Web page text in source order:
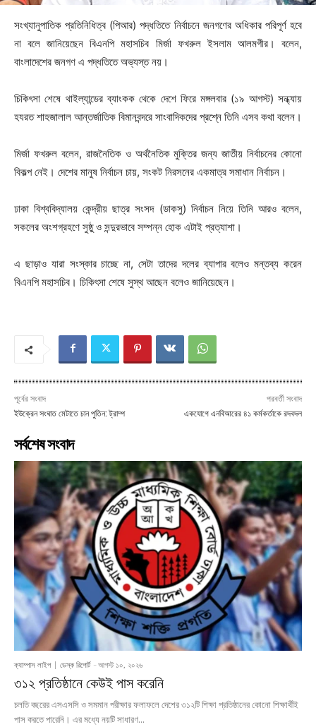
সংখ্যানুপাতিক প্রতিনিধিত্ব (পিআর) পদ্ধতিতে নির্বাচনে জনগণের অধিকার পরিপূর্ণ হবে
না বলে জানিয়েছেন বিএনপি মহাসচিব মির্জা ফখরুল ইসলাম আলমগীর। বলেন,
বাংলাদেশের জনগণ এ পদ্ধতিতে অভ্যস্ত নয়।
চিকিৎসা শেষে থাইল্যান্ডের ব্যাংকক থেকে দেশে ফিরে মঙ্গলবার (১৯ আগস্ট) সন্ধ্যায়
হযরত শাহজালাল আন্তর্জাতিক বিমানবন্দরে সাংবাদিকদের প্রশ্নে তিনি এসব কথা বলেন।
মির্জা ফখরুল বলেন, রাজনৈতিক ও অর্থনৈতিক মুক্তির জন্য জাতীয় নির্বাচনের কোনো
বিকল্প নেই। দেশের মানুষ নির্বাচন চায়, সংকট নিরসনের একমাত্র সমাধান নির্বাচন।
ঢাকা বিশ্ববিদ্যালয় কেন্দ্রীয় ছাত্র সংসদ (ডাকসু) নির্বাচন নিয়ে তিনি আরও বলেন,
সকলের অংশগ্রহণে সুষ্ঠু ও সন্দুরভাবে সম্পন্ন হোক এটাই প্রত্যাশা।
এ ছাড়াও যারা সংস্কার চাচ্ছে না, সেটা তাদের দলের ব্যাপার বলেও মন্তব্য করেন
বিএনপি মহাসচিব। চিকিৎসা শেষে সুস্থ আছেন বলেও জানিয়েছেন।
পূর্বের সংবাদ
ইউক্রেন সংঘাত মেটাতে চান পুতিন: ট্রাম্প
পরবর্তী সংবাদ
একযোগে এনবিআরের ৪১ কর্মকর্তাকে রদবদল
সর্বশেষ সংবাদ
ক্যাম্পাস লাইপ ডেস্ক রিপোর্ট - আগস্ট ১০, ২০২৬
৩১২ প্রতিষ্ঠানে কেউই পাস করেনি
চলতি বছরের এসএসসি ও সমমান পরীক্ষার ফলাফলে দেশের ৩১২টি শিক্ষা প্রতিষ্ঠানের কোনো শিক্ষার্থীই
পাস করতে পারেনি। এর মধ্যে নয়টি সাধারণ...